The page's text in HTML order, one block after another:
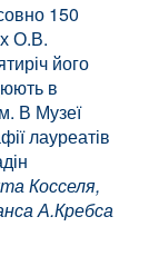
150
О.В.
його
в
В Музеї
лауреатів
Косселя,
А.Кребса